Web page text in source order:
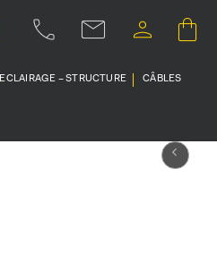
ECLAIRAGE – STRUCTURE CÂBLES